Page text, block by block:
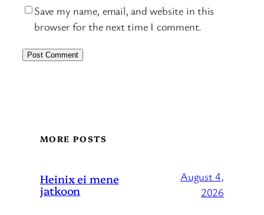
Save my name, email, and website in this
browser for the next time I comment.
MORE POSTS
Heinix ei mene
jatkoon
August 4,
2026